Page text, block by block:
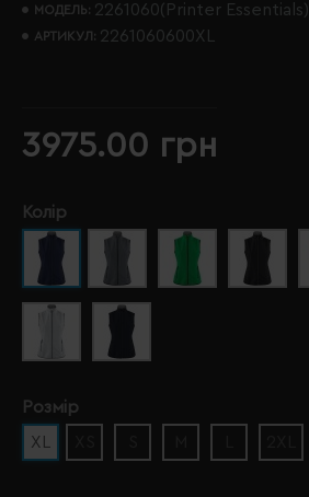
МОДЕЛЬ: 2261060(Printer Essentials)
АРТИКУЛ: 2261060600XL
3975.00 грн
Колір
Розмір
XL